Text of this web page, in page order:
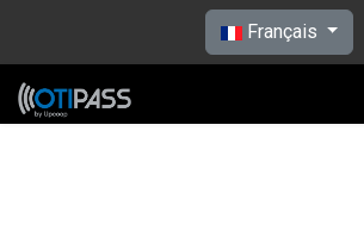
Sélectionnez votre
Français